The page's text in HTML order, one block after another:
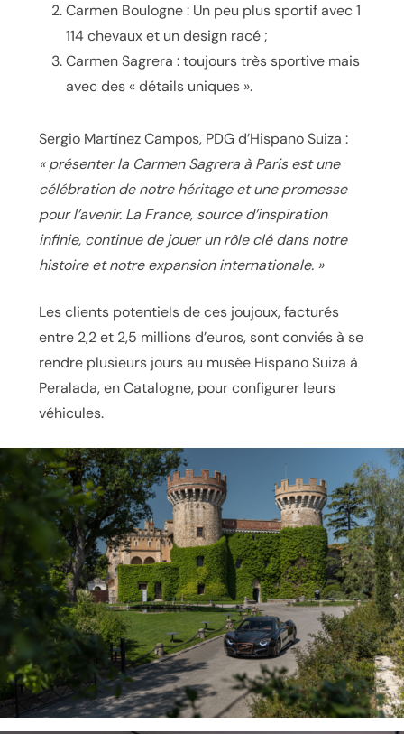
Carmen Boulogne : Un peu plus sportif avec 1
114 chevaux et un design racé ;
Carmen Sagrera : toujours très sportive mais
avec des « détails uniques ».
Sergio Martínez Campos, PDG d’Hispano Suiza :
« présenter la Carmen Sagrera à Paris est une
célébration de notre héritage et une promesse
pour l’avenir. La France, source d’inspiration
infinie, continue de jouer un rôle clé dans notre
histoire et notre expansion internationale. »
Les clients potentiels de ces joujoux, facturés
entre 2,2 et 2,5 millions d’euros, sont conviés à se
rendre plusieurs jours au musée Hispano Suiza à
Peralada, en Catalogne, pour configurer leurs
véhicules.